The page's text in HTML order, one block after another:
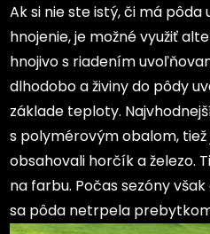
Ak si nie ste istý, či má
hnojenie, je možné využiť
hnojivo s riadením
dlhodobo a živiny do pôdy
základe teploty.
s polymérovým obalom, tiež
obsahovali horčík a železo.
na farbu. Počas sezóny
sa pôda netrpela